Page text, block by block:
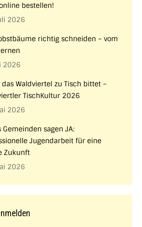
bestellen!
2026
richtig schneiden – vom
2026
das Waldviertel zu Tisch bittet –
TischKultur 2026
2026
Gemeinden sagen JA:
Jugendarbeit für eine
Zukunft
2026